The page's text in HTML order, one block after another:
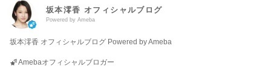
坂本澪香 オフィシャルブログ
Powered by Ameba
坂本澪香 オフィシャルブログ Powered by Ameba
Amebaオフィシャルブロガー